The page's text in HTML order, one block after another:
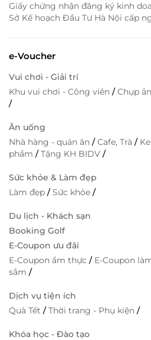
Giấy chứng nhận đăng ký kinh
Sở Kế hoạch Đầu Tư Hà Nội cấp
e-Voucher
Vui chơi - Giải trí
Khu vui chơi - Công viên /Chụp
/
Ăn uống
Nhà hàng - quán ăn /Cafe, Trà /
phẩm /Tặng KH BIDV /
Sức khỏe & Làm đẹp
Làm đẹp /Sức khỏe /
Du lịch - Khách sạn
Booking Golf
E-Coupon ưu đãi
E-Coupon ẩm thực / E-Coupon
sắm /
Dịch vụ tiện ích
Quà Tết /Thời trang - Phụ kiện /
Khóa học - Đào tạo